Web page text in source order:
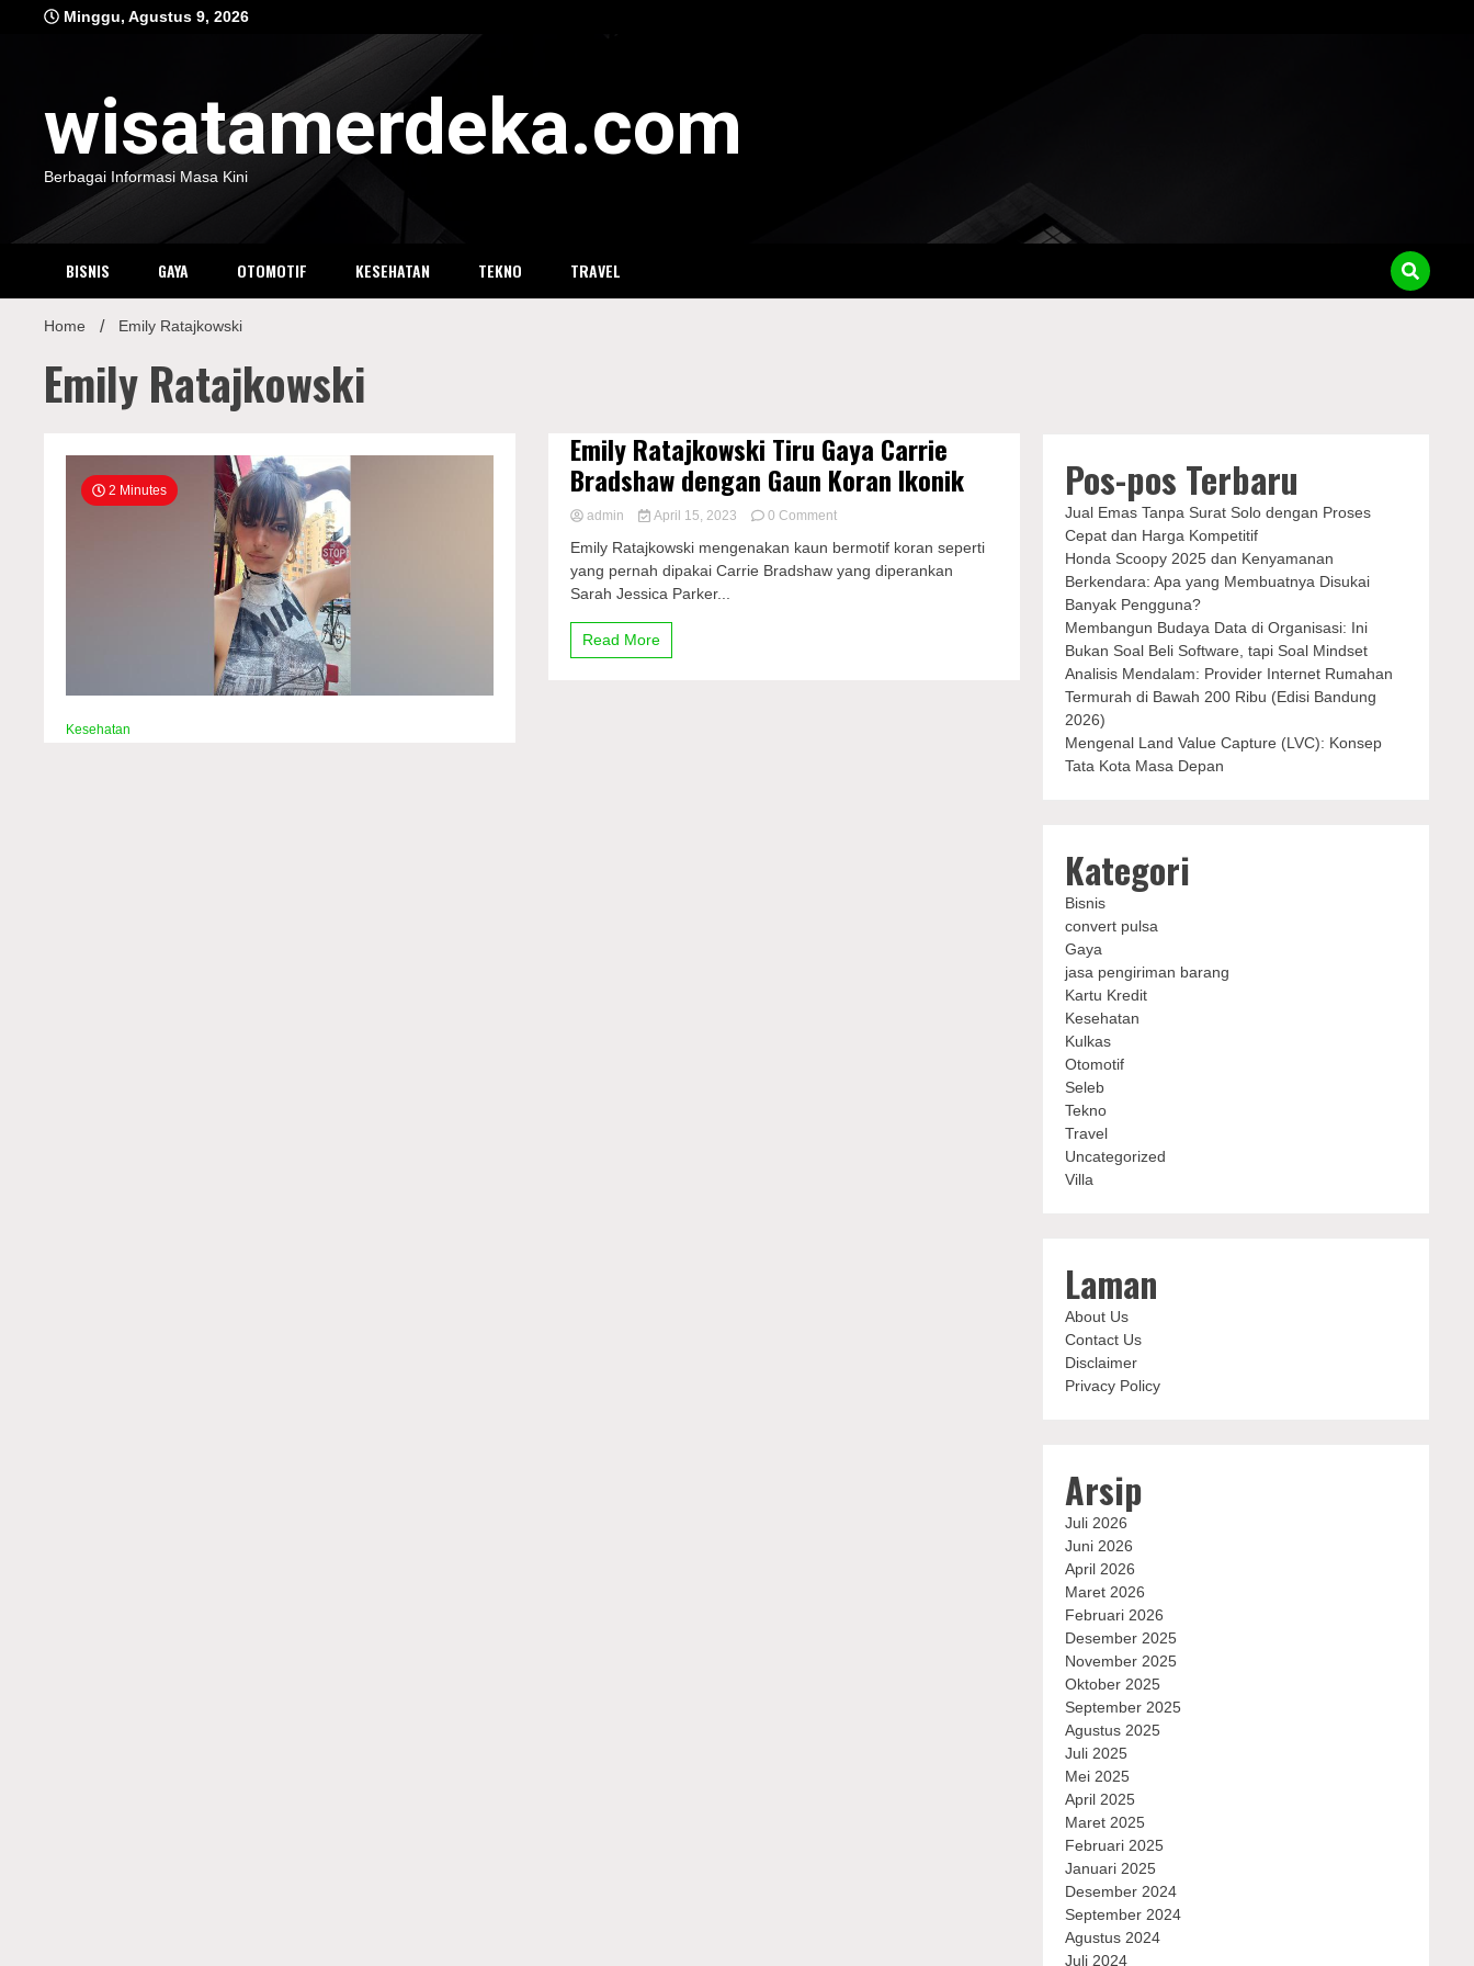
Minggu, Agustus 9, 2026
wisatamerdeka.com
Berbagai Informasi Masa Kini
BISNIS GAYA OTOMOTIF KESEHATAN TEKNO TRAVEL
Home Emily Ratajkowski
Emily Ratajkowski
2 Minutes
Kesehatan
Emily Ratajkowski Tiru Gaya Carrie
Bradshaw dengan Gaun Koran Ikonik
admin April 15, 2023 0 Commenton
Ratajkowski
Tiru
Emily Ratajkowski mengenakan kaun bermotif koran seperti
yang pernah dipakai Carrie Bradshaw yang diperankan
Sarah Jessica Parker...
Read More
Pos-pos Terbaru
Jual Emas Tanpa Surat Solo dengan Proses
Cepat dan Harga Kompetitif
Honda Scoopy 2025 dan Kenyamanan
Berkendara: Apa yang Membuatnya Disukai
Banyak Pengguna?
Membangun Budaya Data di Organisasi: Ini
Bukan Soal Beli Software, tapi Soal Mindset
Analisis Mendalam: Provider Internet Rumahan
Termurah di Bawah 200 Ribu (Edisi Bandung
2026)
Mengenal Land Value Capture (LVC): Konsep
Tata Kota Masa Depan
Kategori
Bisnis
convert pulsa
Gaya
jasa pengiriman barang
Kartu Kredit
Kesehatan
Kulkas
Otomotif
Seleb
Tekno
Travel
Uncategorized
Villa
Laman
About Us
Contact Us
Disclaimer
Privacy Policy
Arsip
Juli 2026
Juni 2026
April 2026
Maret 2026
Februari 2026
Desember 2025
November 2025
Oktober 2025
September 2025
Agustus 2025
Juli 2025
Mei 2025
April 2025
Maret 2025
Februari 2025
Januari 2025
Desember 2024
September 2024
Agustus 2024
Juli 2024